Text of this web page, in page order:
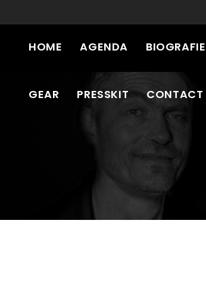
HOME AGENDA BIOGRAFIE
GEAR PRESSKIT CONTACT